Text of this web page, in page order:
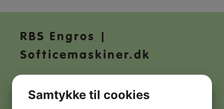
RBS Engros |
Softicemaskiner.dk
Adresse:
Taarupparken 2
Samtykke til cookies